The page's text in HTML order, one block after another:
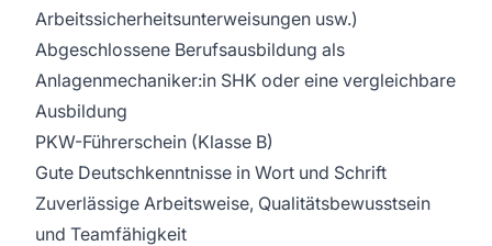
Arbeitssicherheitsunterweisungen usw.)
Abgeschlossene Berufsausbildung als
Anlagenmechaniker:in SHK oder eine vergleichbare
Ausbildung
PKW-Führerschein (Klasse B)
Gute Deutschkenntnisse in Wort und Schrift
Zuverlässige Arbeitsweise, Qualitätsbewusstsein
und Teamfähigkeit